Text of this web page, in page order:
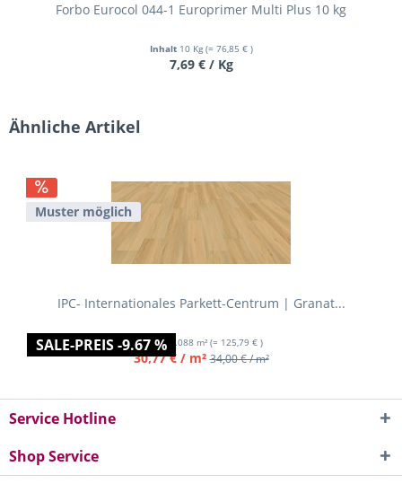
Forbo Eurocol 044-1 Europrimer Multi Plus 10 kg
Inhalt 10 Kg (= 76,85 € )
7,69 € / Kg
Ähnliche Artikel
Muster möglich
SALE-PREIS -9.67 %
IPC- Internationales Parkett-Centrum | Granat...
Inhalt 4.088 m² (= 125,79 € )
30,77 € / m² 34,00 € / m²
Service Hotline
Shop Service